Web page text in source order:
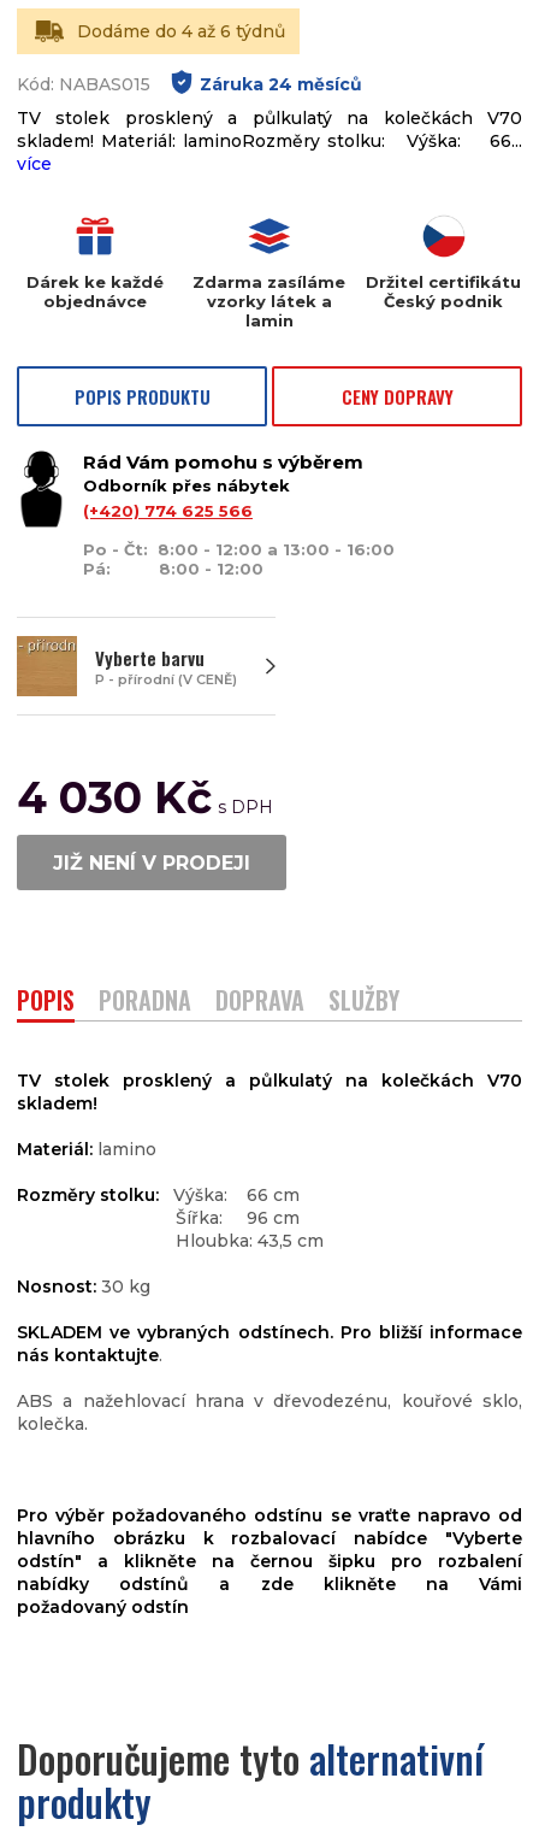
Dodáme do 4 až 6 týdnů
Kód: NABAS015 Záruka 24 měsíců
TV stolek prosklený a půlkulatý na kolečkách V70
skladem! Materiál: laminoRozměry stolku: Výška: 66...
více
Dárek ke každé
objednávce
Zdarma zasíláme
vzorky látek a
lamin
Držitel certifikátu
Český podnik
POPIS PRODUKTU CENY DOPRAVY
Rád Vám pomohu s výběrem
Odborník přes nábytek
(+420) 774 625 566
Po - Čt: 8:00 - 12:00 a 13:00 - 16:00
Pá: 8:00 - 12:00
Vyberte barvu
P - přírodní (V CENĚ)
4 030 Kč
JIŽ NENÍ V PRODEJI
POPIS PORADNA DOPRAVA SLUŽBY
TV stolek prosklený a půlkulatý na kolečkách V70
skladem!
Materiál: lamino
Rozměry stolku: Výška: 66 cm
Šířka: 96 cm
Hloubka: 43,5 cm
Nosnost: 30 kg
SKLADEM ve vybraných odstínech. Pro bližší informace
nás kontaktujte.
ABS a nažehlovací hrana v dřevodezénu, kouřové sklo,
kolečka.
Pro výběr požadovaného odstínu se vraťte napravo od
hlavního obrázku k rozbalovací nabídce "Vyberte
odstín" a klikněte na černou šipku pro rozbalení
nabídky odstínů a zde klikněte na Vámi
požadovaný odstín
Doporučujeme tyto alternativní
produkty